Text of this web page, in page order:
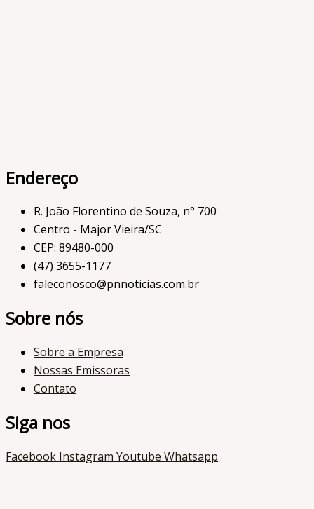
Endereço
R. João Florentino de Souza, n° 700
Centro - Major Vieira/SC
CEP: 89480-000
(47) 3655-1177
faleconosco@pnnoticias.com.br
Sobre nós
Sobre a Empresa
Nossas Emissoras
Contato
Siga nos
Facebook Instagram Youtube Whatsapp